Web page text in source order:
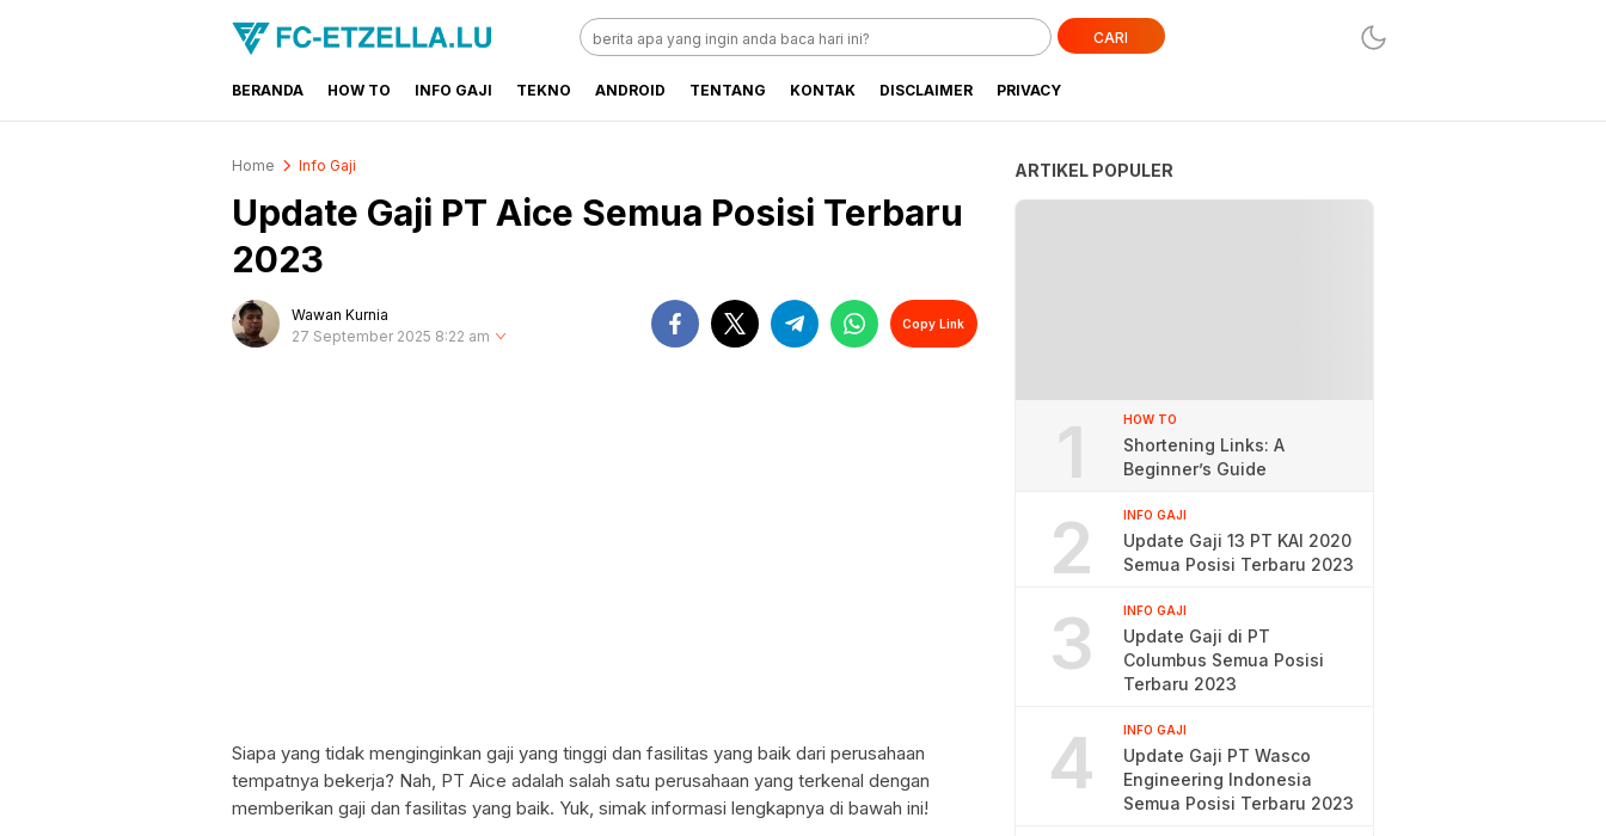
FC-ETZELLA.LU
Share & Learn The World
CARI
BERANDA HOW TO INFO GAJI TEKNO ANDROID TENTANG KONTAK DISCLAIMER PRIVACY
Home Info Gaji
Update Gaji PT Aice Semua Posisi Terbaru
2023
Wawan Kurnia
27 September 2025 8:22 am
Copy Link
Siapa yang tidak menginginkan gaji yang tinggi dan fasilitas yang baik dari perusahaan
tempatnya bekerja? Nah, PT Aice adalah salah satu perusahaan yang terkenal dengan
memberikan gaji dan fasilitas yang baik. Yuk, simak informasi lengkapnya di bawah ini!
ARTIKEL POPULER
1 HOW TO
Shortening Links: A
Beginner’s Guide
2 INFO GAJI
Update Gaji 13 PT KAI 2020
Semua Posisi Terbaru 2023
3 INFO GAJI
Update Gaji di PT
Columbus Semua Posisi
Terbaru 2023
4 INFO GAJI
Update Gaji PT Wasco
Engineering Indonesia
Semua Posisi Terbaru 2023